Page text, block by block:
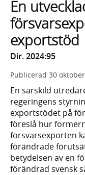
En
exportstöd
Dir. 2024:95
Publicerad 30
En särskild
regeringens
exportstödet på
föreslå hur
försvarsexporten
förändrade
betydelsen av en
förändrad svensk